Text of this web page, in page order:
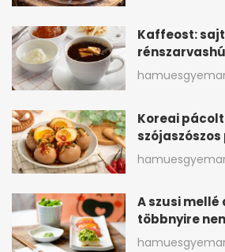
Kaffeost:
melegítő
Koreai
sárgája, pár
A szusi
többnyire
hanem